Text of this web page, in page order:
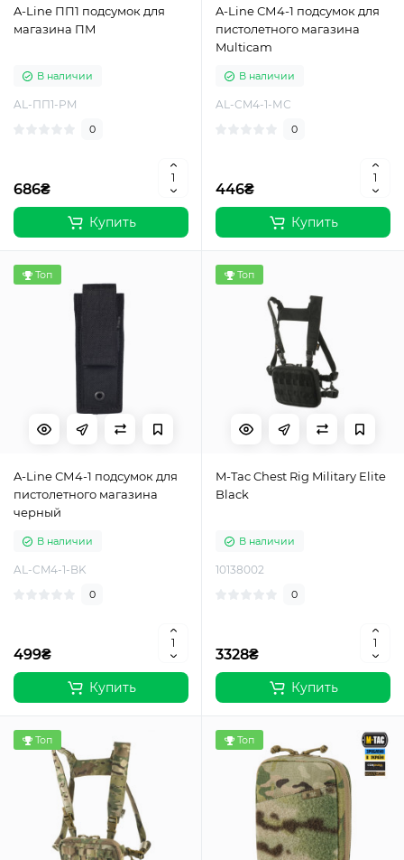
A-Line ПП1 подсумок для
магазина ПМ
В наличии
AL-ПП1-PM
0
686₴
Купить
A-Line СМ4-1 подсумок для
пистолетного магазина
Multicam
В наличии
AL-CM4-1-МС
0
446₴
Купить
Топ
A-Line СМ4-1 подсумок для
пистолетного магазина
черный
В наличии
AL-CM4-1-BK
0
499₴
Купить
Топ
M-Tac Chest Rig Military Elite
Black
В наличии
10138002
0
3328₴
Купить
Топ Топ